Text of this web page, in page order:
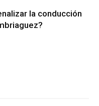
la conducción